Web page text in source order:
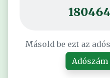
Másold be ezt az